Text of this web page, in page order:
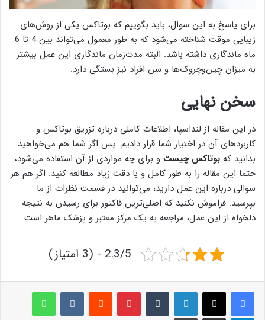
برای پاسخ به این سوال، باید بگوییم که بوتاکس یکی از روش‌های
زیبایی موقت شناخته می‌شود که به طور معمول می‌تواند بین 4 تا 6
ماه ماندگاری داشته باشد. البته مدت‌زمان ماندگاری این عمل بیشتر
به میزان چین‌وچروک‌ها و سن افراد نیز بستگی دارد.
سخن نهایی
در این مقاله از لنداسپا، اطلاعات کاملی درباره تزریق بوتاکس و
کاربردهای آن در اختیار شما قرار دادیم. پس اگر شما هم می‌خواهید
بدانید که بوتاکس چیست و برای چه مواردی از آن استفاده می‌شود،
حتما این مقاله را به طور کامل و با دقت زیاد مطالعه کنید. اگر هم هر
سوالی درباره این عمل دارید، می‌توانید در قسمت نظرات از ما
بپرسید. فراموش نکنید که اصلی‌ترین فاکتور برای رسیدن به نتیجه
دلخواه از این عمل، مراجعه به یک مرکز معتبر و پزشک ماهر است.
2.3/5 - (3 امتیاز)
لینکدین ‫تامبلر پینترست‫رددیت ‫VKontakteواتس آپ
تلگرام اشتراک گذاری از طریق ایمیل چاپ